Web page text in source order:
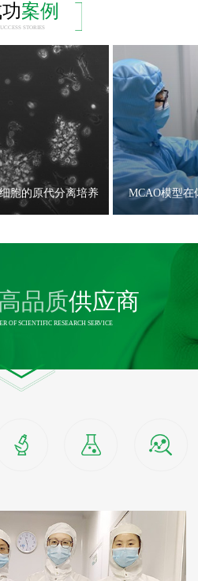
案例
STORIES
胞的原代分离培养 MCAO模型在
品质供应商
OF SCIENTIFIC RESEARCH SERVICE